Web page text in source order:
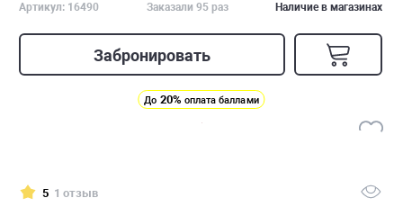
Артикул: 16490 Заказали 95 раз Наличие в магазинах
Забронировать
До 20% оплата баллами
5 1 отзыв